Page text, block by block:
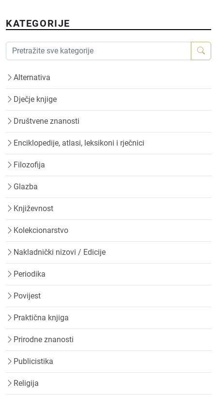
KATEGORIJE
Alternativa
Dječje knjige
Društvene znanosti
Enciklopedije, atlasi, leksikoni i rječnici
Filozofija
Glazba
Književnost
Kolekcionarstvo
Nakladnički nizovi / Edicije
Periodika
Povijest
Praktična knjiga
Prirodne znanosti
Publicistika
Religija